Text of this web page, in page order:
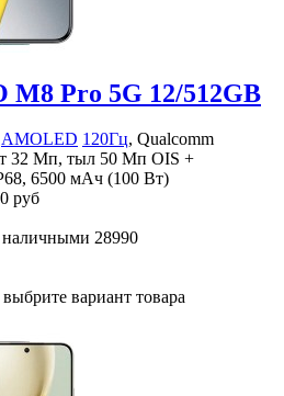
M8 Pro 5G 12/512GB
AMOLED 120Гц, Qualcomm
32 Мп, тыл 50 Мп OIS +
6500 мАч (100 Вт)
руб
28990
вариант товара